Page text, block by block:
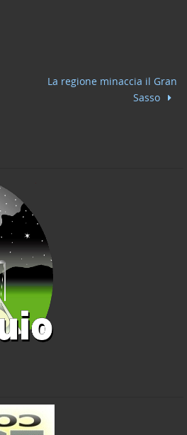
La regione minaccia il Gran
Sasso